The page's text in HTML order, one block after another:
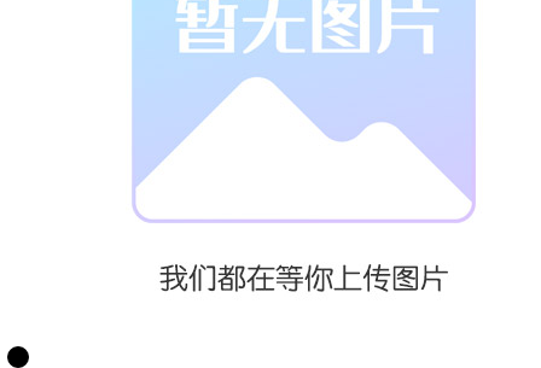
毛制品在寒冷
季节能锁住体
温，而在炎热